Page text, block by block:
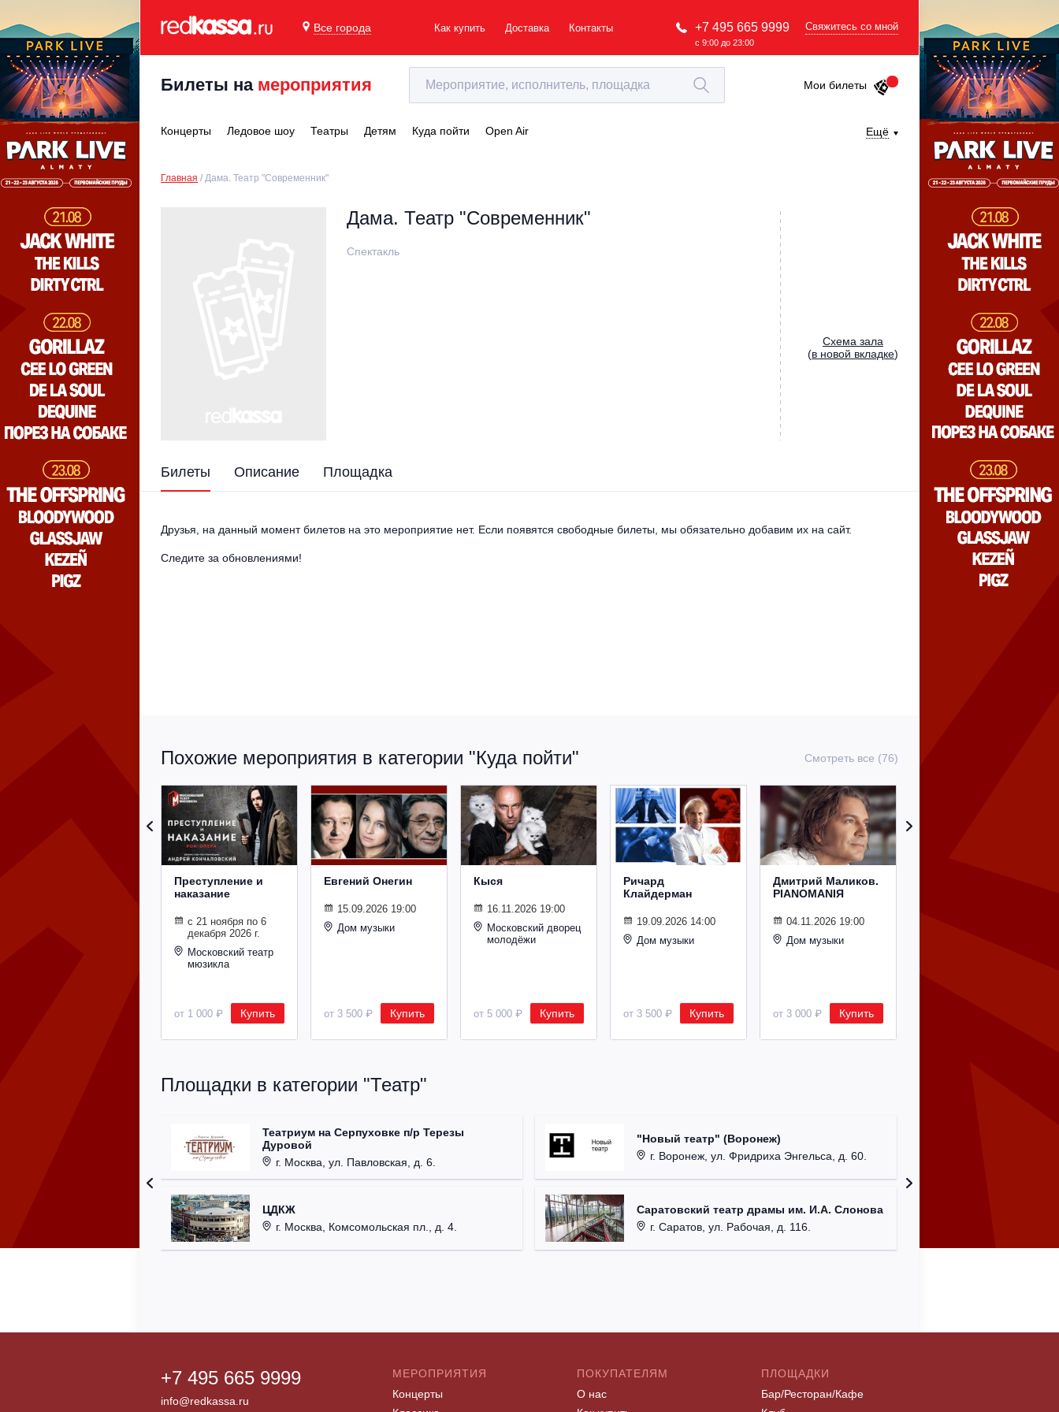
Все города Как купить Доставка Контакты +7 495 665 9999
с 9:00 до 23:00
Свяжитесь со мной
Билеты на мероприятия Мои билеты
Концерты Ледовое шоу Театры Детям Куда пойти Open Air Ещё
Главная Дама. Театр "Современник"
Дама. Театр "Современник"
Спектакль
Cхема зала
(в новой вкладке)
Билеты Описание Площадка
Друзья, на данный момент билетов на это мероприятие нет. Если появятся свободные билеты, мы обязательно добавим их на сайт.
Следите за обновлениями!
Похожие мероприятия в категории "Куда пойти" Смотреть все (76)
Преступление и
наказание
с 21 ноября по 6
декабря 2026 г.
Московский театр
мюзикла
от 1 000 ₽ Купить
Евгений Онегин
15.09.2026 19:00
Дом музыки
от 3 500 ₽ Купить
Кыся
16.11.2026 19:00
Московский дворец
молодёжи
от 5 000 ₽ Купить
Ричард
Клайдерман
19.09.2026 14:00
Дом музыки
от 3 500 ₽ Купить
Дмитрий Маликов.
PIANOMANIЯ
04.11.2026 19:00
Дом музыки
от 3 000 ₽ Купить
Площадки в категории "Театр"
Театриум на Серпуховке п/р Терезы
Дуровой
г. Москва, ул. Павловская, д. 6.
ЦДКЖ
г. Москва, Комсомольская пл., д. 4.
"Новый театр" (Воронеж)
г. Воронеж, ул. Фридриха Энгельса, д. 60.
Саратовский театр драмы им. И.А. Слонова
г. Саратов, ул. Рабочая, д. 116.
+7 495 665 9999
info@redkassa.ru
МЕРОПРИЯТИЯ
Концерты
ПОКУПАТЕЛЯМ
О нас
ПЛОЩАДКИ
Бар/Ресторан/Кафе